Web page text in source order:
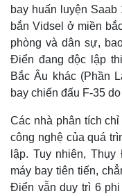
Pháp luật
bay huấn luyện
bắn Vidsel ở miền
phòng và dân sự,
Điển đang độc lập
Bắc Âu khác (Phần
bay chiến đấu F-35
Các nhà phân tích
công nghệ của quá
lập. Tuy nhiên,
máy bay tiên tiến,
Điển vẫn duy trì 6